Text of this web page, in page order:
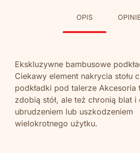
OPIS
Ekskluzywne bambusowe
Ciekawy element nakrycia stołu
podkładki pod talerze Akcesoria
zdobią stół, ale też chronią blat i
ubrudzeniem lub uszkodzeniem
wielokrotnego użytku.